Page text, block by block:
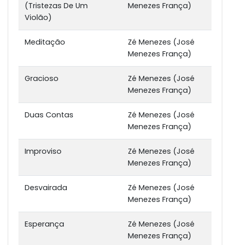
(Tristezas De Um
Violão)
Menezes França)
Meditação
Zé Menezes (José
Menezes França)
Gracioso
Zé Menezes (José
Menezes França)
Duas Contas
Zé Menezes (José
Menezes França)
Improviso
Zé Menezes (José
Menezes França)
Desvairada
Zé Menezes (José
Menezes França)
Esperança
Zé Menezes (José
Menezes França)